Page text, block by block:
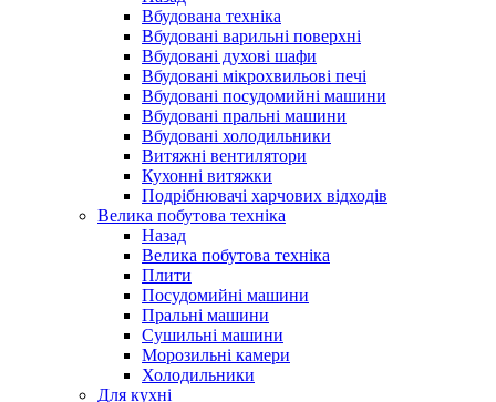
Вбудована техніка
Вбудовані варильні поверхні
Вбудовані духові шафи
Вбудовані мікрохвильові печі
Вбудовані посудомийні машини
Вбудовані пральні машини
Вбудовані холодильники
Витяжні вентилятори
Кухонні витяжки
Подрібнювачі харчових відходів
Велика побутова техніка
Назад
Велика побутова техніка
Плити
Посудомийні машини
Пральні машини
Сушильні машини
Морозильні камери
Холодильники
Для кухні